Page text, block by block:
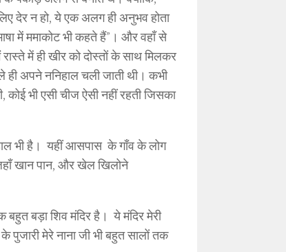
देर न हो, ये एक अलग ही अनुभव होता
में ममाकोट भी कहते हैं”। और वहाँ से
में ही खीर को दोस्तों के साथ मिलकर
अपने ननिहाल चली जाती थी। कभी
भी एसी चीज ऐसी नहीं रहती जिसका
भी है। यहीं आसपास के गाँव के लोग
खान पान, और खेल खिलोने
बड़ा शिव मंदिर है। ये मंदिर मेरी
मेरे नाना जी भी बहुत सालों तक